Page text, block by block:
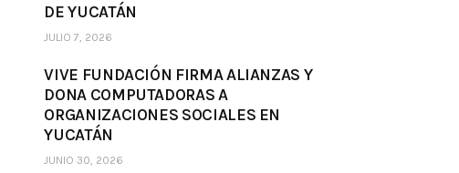
DE YUCATÁN
JULIO 7, 2026
VIVE FUNDACIÓN FIRMA ALIANZAS Y
DONA COMPUTADORAS A
ORGANIZACIONES SOCIALES EN
YUCATÁN
JUNIO 30, 2026